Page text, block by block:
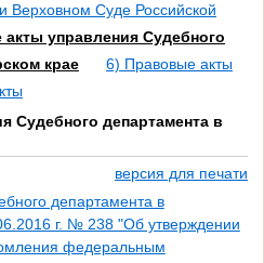
Верховном Суде Российской
управления Судебного
крае
6) Правовые акты
Судебного департамента в
версия для печати
департамента в
г. № 238 "Об утверждении
федеральным